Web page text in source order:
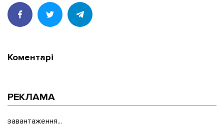
Коментарі
РЕКЛАМА
завантаження...